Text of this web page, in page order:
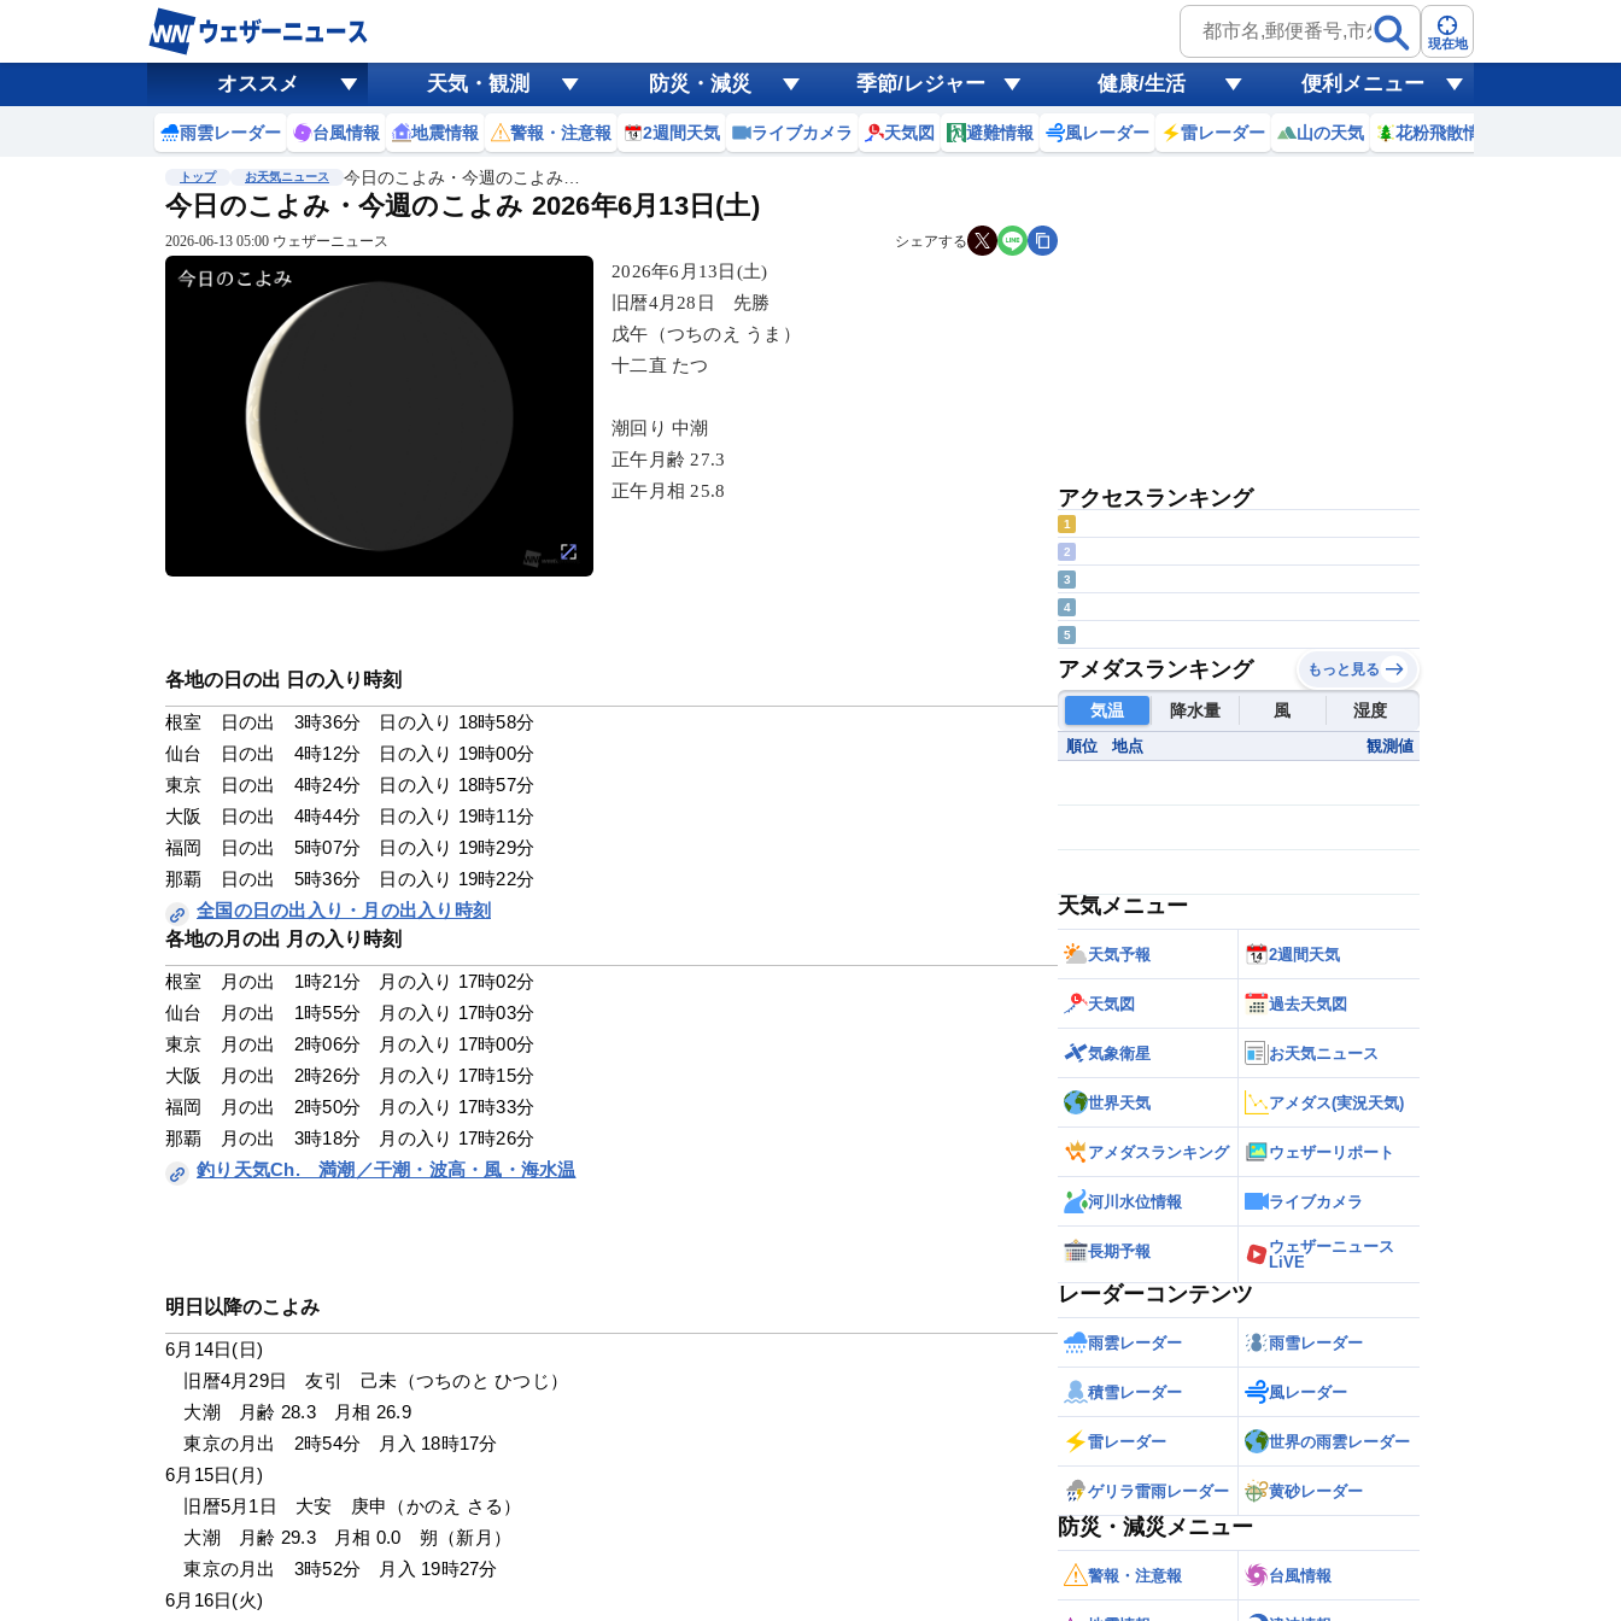
現在地
オススメ 天気・観測 防災・減災 季節/レジャー 健康/生活 便利メニュー
雨雲レーダー 台風情報 地震情報 警報・注意報 2週間天気 ライブカメラ 天気図 避難情報 風レーダー 雷レーダー 山の天気 花粉飛散情報
トップ お天気ニュース 今日のこよみ・今週のこよみ…
今日のこよみ・今週のこよみ 2026年6月13日(土)
2026-06-13 05:00 ウェザーニュース シェアする
2026年6月13日(土)
旧暦4月28日 先勝
戊午（つちのえ うま）
十二直 たつ
潮回り 中潮
正午月齢 27.3
正午月相 25.8
各地の日の出 日の入り時刻
根室　日の出　3時36分　日の入り 18時58分
仙台　日の出　4時12分　日の入り 19時00分
東京　日の出　4時24分　日の入り 18時57分
大阪　日の出　4時44分　日の入り 19時11分
福岡　日の出　5時07分　日の入り 19時29分
那覇　日の出　5時36分　日の入り 19時22分
全国の日の出入り・月の出入り時刻
各地の月の出 月の入り時刻
根室　月の出　1時21分　月の入り 17時02分
仙台　月の出　1時55分　月の入り 17時03分
東京　月の出　2時06分　月の入り 17時00分
大阪　月の出　2時26分　月の入り 17時15分
福岡　月の出　2時50分　月の入り 17時33分
那覇　月の出　3時18分　月の入り 17時26分
釣り天気Ch.　満潮／干潮・波高・風・海水温
明日以降のこよみ
6月14日(日)
旧暦4月29日　友引　己未（つちのと ひつじ）
大潮　月齢 28.3　月相 26.9
東京の月出　2時54分　月入 18時17分
6月15日(月)
旧暦5月1日　大安　庚申（かのえ さる）
大潮　月齢 29.3　月相 0.0　朔（新月）
東京の月出　3時52分　月入 19時27分
6月16日(火)
アクセスランキング
1
2
3
4
5
アメダスランキング もっと見る
気温 降水量 風 湿度
順位 地点 観測値
天気メニュー
天気予報 2週間天気
天気図 過去天気図
気象衛星 お天気ニュース
世界天気 アメダス(実況天気)
アメダスランキング ウェザーリポート
河川水位情報 ライブカメラ
長期予報
ウェザーニュース
LiVE
レーダーコンテンツ
雨雲レーダー 雨雪レーダー
積雪レーダー 風レーダー
雷レーダー 世界の雨雲レーダー
ゲリラ雷雨レーダー 黄砂レーダー
防災・減災メニュー
警報・注意報 台風情報